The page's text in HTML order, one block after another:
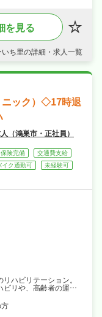
サービスで機能訓練
生も充実していま
を見る
ち里の詳細・求人一覧
ニック）◇17時退
（鴻巣市・正社員）
険完備
交通費支給
イク通勤可
未経験可
ハビリテーション。
ビリや、高齢者の運動
国際マッケンジー協
ッケンジー法、徒手療